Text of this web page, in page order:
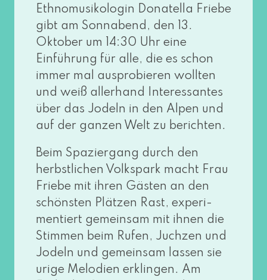
Ethnomusikologin Donatella Friebe
gibt am Sonnabend, den 13.
Oktober um 14:30 Uhr eine
Einführung für alle, die es schon
immer mal aus­pro­bie­ren woll­ten
und weiß aller­hand Interessantes
über das Jodeln in den Alpen und
auf der gan­zen Welt zu berichten.
Beim Spaziergang durch den
herbst­li­chen Volkspark macht Frau
Friebe mit ihren Gästen an den
schöns­ten Plätzen Rast, expe­ri­
men­tiert gemein­sam mit ihnen die
Stimmen beim Rufen, Juchzen und
Jodeln und gemein­sam las­sen sie
uri­ge Melodien erklin­gen. Am